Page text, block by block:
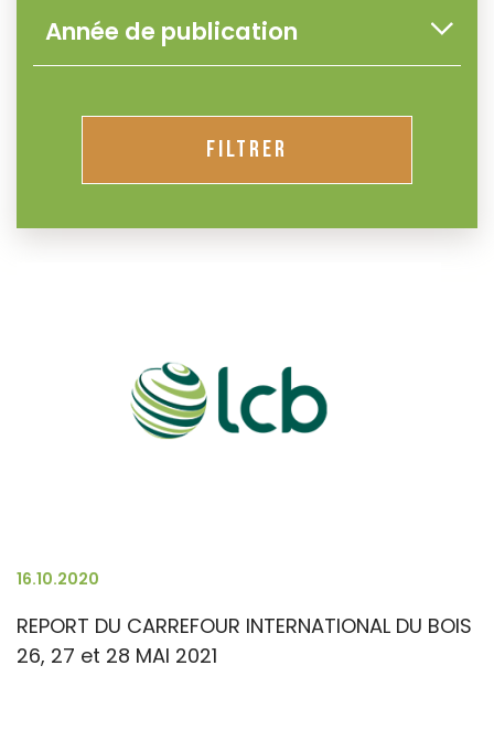
FILTRER
16.10.2020
REPORT DU CARREFOUR INTERNATIONAL DU BOIS
26, 27 et 28 MAI 2021